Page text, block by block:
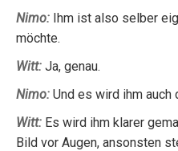
Nimo: Ihm ist also selber
möchte.
Witt: Ja, genau.
Nimo: Und es wird ihm auch
Witt: Es wird ihm klarer
Bild vor Augen, ansonsten